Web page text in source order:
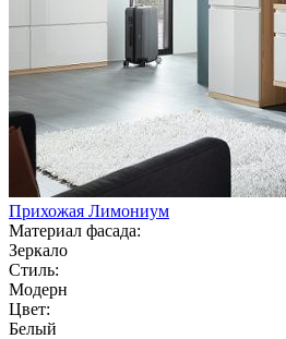
Прихожая Лимониум
Материал фасада:
Зеркало
Стиль:
Модерн
Цвет:
Белый